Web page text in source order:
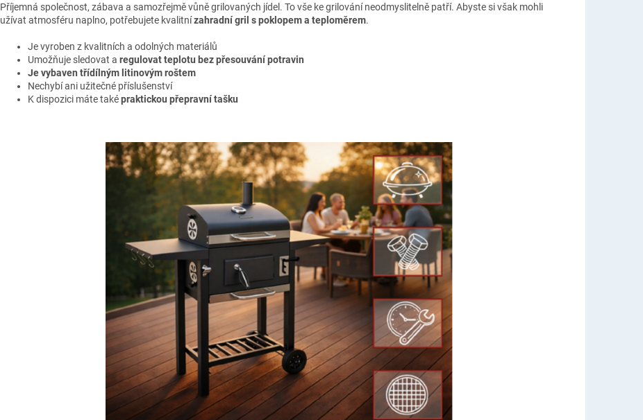
Příjemná společnost, zábava a samozřejmě vůně grilovaných jídel. To vše ke grilování neodmyslitelně patří. Abyste si však mohli
užívat atmosféru naplno, potřebujete kvalitnízahradní gril s poklopem a teploměrem.
Je vyroben z kvalitních a odolných materiálů
Umožňuje sledovat a regulovat teplotu bez přesouvání potravin
Je vybaven třídílným litinovým roštem
Nechybí ani užitečné příslušenství
K dispozici máte taképraktickou přepravní tašku